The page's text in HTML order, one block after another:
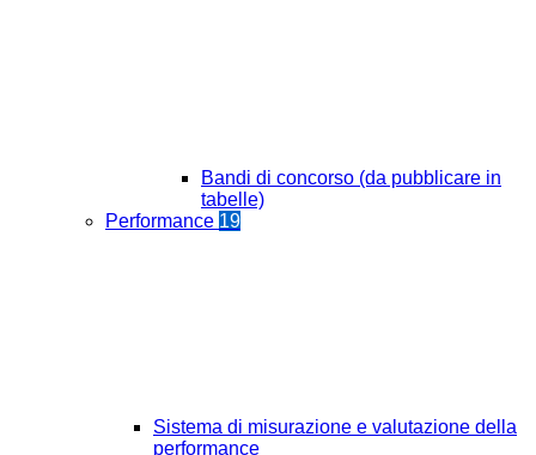
Bandi di concorso (da pubblicare in
tabelle)
Performance 19
Sistema di misurazione e valutazione della
performance